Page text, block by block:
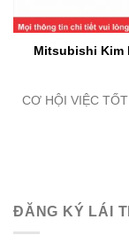
Mitsubishi Kim
CƠ HỘI VIỆC
ĐĂNG KÝ LÁI